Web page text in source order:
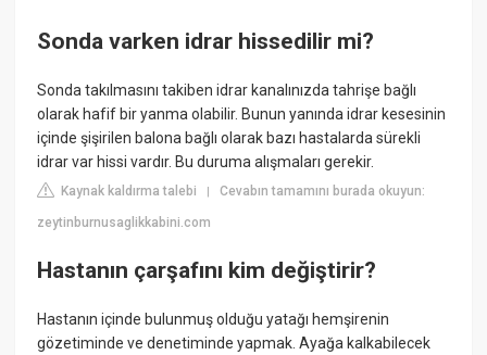
Sonda varken idrar hissedilir mi?
Sonda takılmasını takiben idrar kanalınızda tahrişe bağlı
olarak hafif bir yanma olabilir. Bunun yanında idrar kesesinin
içinde şişirilen balona bağlı olarak bazı hastalarda sürekli
idrar var hissi vardır. Bu duruma alışmaları gerekir.
Kaynak kaldırma talebi |Cevabın tamamını burada okuyun:
zeytinburnusaglikkabini.com
Hastanın çarşafını kim değiştirir?
Hastanın içinde bulunmuş olduğu yatağı hemşirenin
gözetiminde ve denetiminde yapmak. Ayağa kalkabilecek